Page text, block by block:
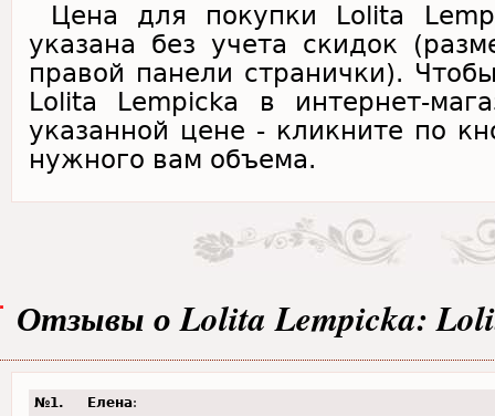
Цена для покупки Lolita
указана без учета скидок
правой панели странички).
Lolita Lempicka в интернет-
указанной цене - кликните по
нужного вам объема.
Отзывы о Lolita Lempicka:
№1. Елена: